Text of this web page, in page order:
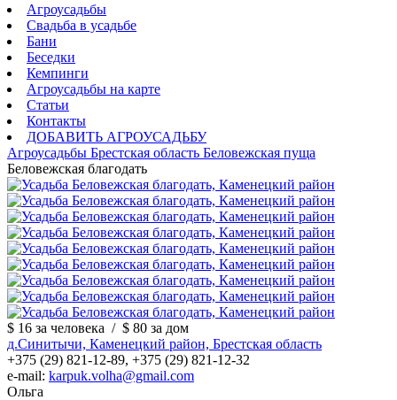
Агроусадьбы
Свадьба в усадьбе
Бани
Беседки
Кемпинги
Агроусадьбы на карте
Статьи
Контакты
ДОБАВИТЬ АГРОУСАДЬБУ
Агроусадьбы Брестская область Беловежская пуща
Беловежская благодать
$ 16 за человека / $ 80 за дом
д.Синитычи, Каменецкий район, Брестская область
+375 (29) 821-12-89, +375 (29) 821-12-32
e-mail: karpuk.volha@gmail.com
Ольга